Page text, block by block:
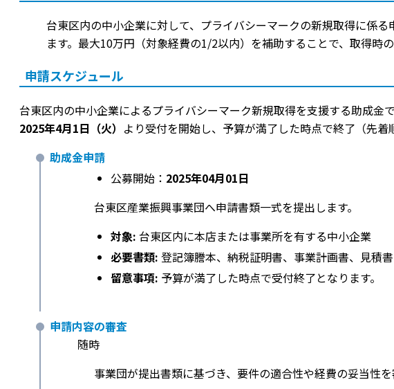
台東区内の中小企業に対して、プライバシーマークの新規取得に係
ます。最大10万円（対象経費の1/2以内）を補助することで、取得時
申請スケジュール
台東区内の中小企業によるプライバシーマーク新規取得を支援する助成金で
2025年4月1日（火） より受付を開始し、予算が満了した時点で終了（先着
助成金申請
公募開始： 2025年04月01日
台東区産業振興事業団へ申請書類一式を提出します。
対象: 台東区内に本店または事業所を有する中小企業
必要書類: 登記簿謄本、納税証明書、事業計画書、見積
留意事項: 予算が満了した時点で受付終了となります。
申請内容の審査
随時
事業団が提出書類に基づき、要件の適合性や経費の妥当性を